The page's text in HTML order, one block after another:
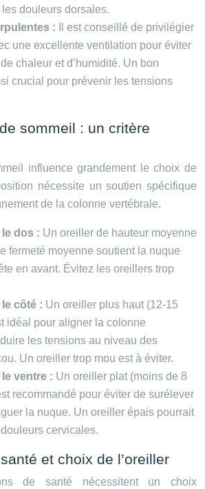
douleurs dorsales.
:
Il est conseillé de privilégier
une excellente ventilation pour éviter
de chaleur et d’humidité. Un bon
crucial pour prévenir les tensions
sommeil : un critère
influence grandement le choix de
nécessite un soutien spécifique
de la colonne vertébrale.
dos : Un oreiller de hauteur moyenne
fermeté moyenne soutient la nuque
en avant. Évitez les oreillers trop
côté : Un oreiller plus haut (12-15
idéal pour aligner la colonne
les tensions au niveau des
Un oreiller trop mou est à éviter.
ventre : Un oreiller plat (moins de 8
recommandé pour éviter de surélever
la nuque. Un oreiller épais pourrait
cervicales.
et choix de l’oreiller
de santé nécessitent un choix